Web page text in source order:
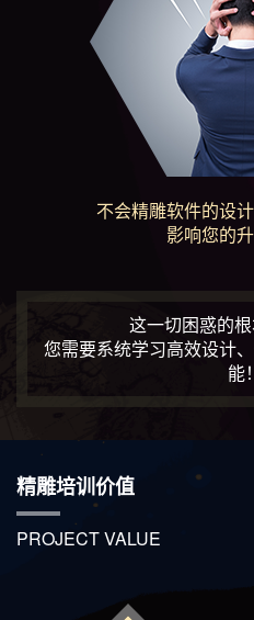
不会精雕软件的设
影响您的
这一切困惑的
您需要系统学习高效设计
能！
精雕培训价值
PROJECT VALUE